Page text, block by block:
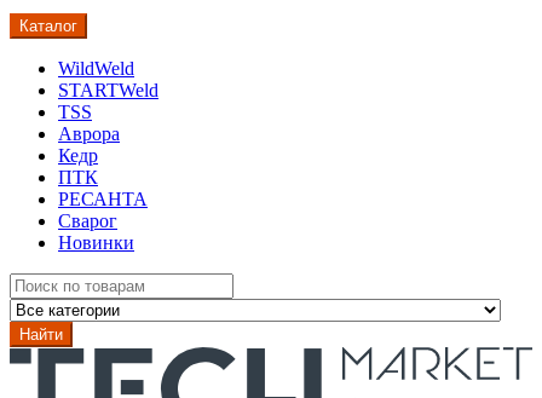
Каталог
WildWeld
STARTWeld
TSS
Аврора
Кедр
ПТК
РЕСАНТА
Сварог
Новинки
Search
for:
Найти